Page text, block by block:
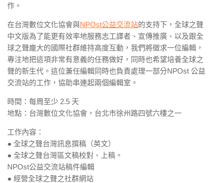
作。
在台灣數位文化協會與NPOst公益交流站的支持下，全球之聲
中文版為了能更有效率地服務志工譯者、宣傳推廣、以及跟全
球之聲龐大的國際社群維持高度互動，我們將徵求一位編輯，
專注地把這項非常有意義的任務做好，同時也希望培養全球之
聲的新生代。這位兼任編輯同時也負責處理一部分NPOst 公益
交流站的工作，協助串連起兩個編輯室。
時間：每周至少 2.5 天
地點：台灣數位文化協會，台北市徐州路四號六樓之一
工作內容：
● 全球之聲台灣訊息撰稿（英文）
● 全球之聲台灣區文稿校對、上稿。
NPOst公益交流站稿件編輯
● 經營全球之聲之社群網站